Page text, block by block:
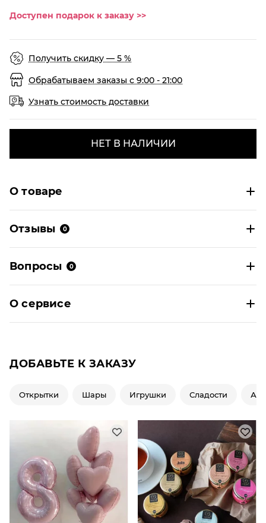
Доступен подарок к заказу >>
Получить скидку — 5 %
Обрабатываем заказы с 9:00 - 21:00
Узнать стоимость доставки
НЕТ В НАЛИЧИИ
О товаре
Отзывы 0
Вопросы 0
О сервисе
ДОБАВЬТЕ К ЗАКАЗУ
Открытки Шары Игрушки Сладости